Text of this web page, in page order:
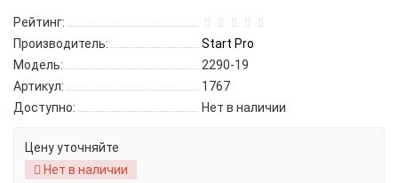
Рейтинг:
Производитель:
Start Pro
Модель:
2290-19
Артикул:
1767
Доступно:
Нет в наличии
Цену уточняйте
Нет в наличии